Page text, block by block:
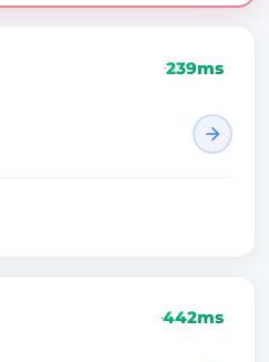
126ms
164ms